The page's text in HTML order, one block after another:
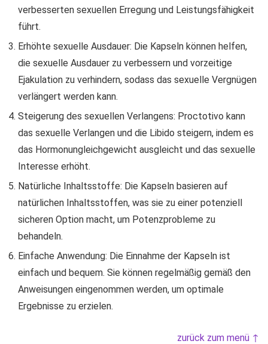
verbesserten sexuellen Erregung und Leistungsfähigkeit
führt.
Erhöhte sexuelle Ausdauer: Die Kapseln können helfen,
die sexuelle Ausdauer zu verbessern und vorzeitige
Ejakulation zu verhindern, sodass das sexuelle Vergnügen
verlängert werden kann.
Steigerung des sexuellen Verlangens: Proctotivo kann
das sexuelle Verlangen und die Libido steigern, indem es
das Hormonungleichgewicht ausgleicht und das sexuelle
Interesse erhöht.
Natürliche Inhaltsstoffe: Die Kapseln basieren auf
natürlichen Inhaltsstoffen, was sie zu einer potenziell
sicheren Option macht, um Potenzprobleme zu
behandeln.
Einfache Anwendung: Die Einnahme der Kapseln ist
einfach und bequem. Sie können regelmäßig gemäß den
Anweisungen eingenommen werden, um optimale
Ergebnisse zu erzielen.
zurück zum menü ↑